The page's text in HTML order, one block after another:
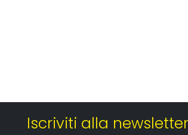
Iscriviti alla